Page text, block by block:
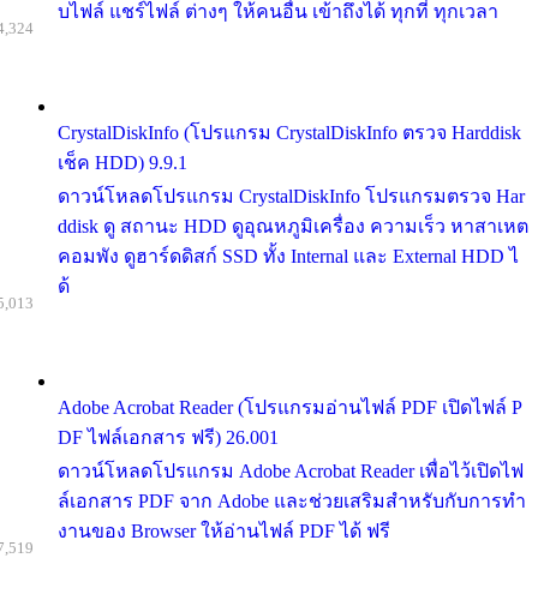
บไฟล์ แชร์ไฟล์ ต่างๆ ให้คนอื่น เข้าถึงได้ ทุกที่ ทุกเวลา
CrystalDiskInfo (โปรแกรม CrystalDiskInfo ตรวจ Harddisk
เช็ค HDD) 9.9.1
ดาวน์โหลดโปรแกรม CrystalDiskInfo โปรแกรมตรวจ Har
ddisk ดู สถานะ HDD ดูอุณหภูมิเครื่อง ความเร็ว หาสาเหต
คอมพัง ดูฮาร์ดดิสก์ SSD ทั้ง Internal และ External HDD ไ
ด้
Adobe Acrobat Reader (โปรแกรมอ่านไฟล์ PDF เปิดไฟล์ P
DF ไฟล์เอกสาร ฟรี) 26.001
ดาวน์โหลดโปรแกรม Adobe Acrobat Reader เพื่อไว้เปิดไฟ
ล์เอกสาร PDF จาก Adobe และช่วยเสริมสำหรับกับการทำ
งานของ Browser ให้อ่านไฟล์ PDF ได้ ฟรี